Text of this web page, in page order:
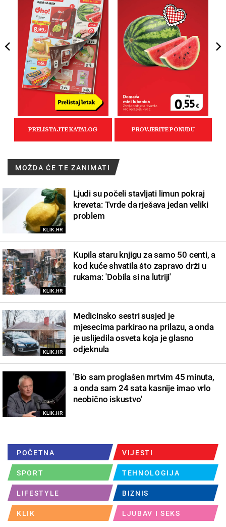
MOŽDA ĆE TE ZANIMATI
KLIK.HR
Ljudi su počeli stavljati limun pokraj
kreveta: Tvrde da rješava jedan veliki
problem
KLIK.HR
Kupila staru knjigu za samo 50 centi, a
kod kuće shvatila što zapravo drži u
rukama: 'Dobila si na lutriji'
KLIK.HR
Medicinsko sestri susjed je
mjesecima parkirao na prilazu, a onda
je uslijedila osveta koja je glasno
odjeknula
KLIK.HR
'Bio sam proglašen mrtvim 45 minuta,
a onda sam 24 sata kasnije imao vrlo
neobično iskustvo'
POČETNA VIJESTI
SPORT TEHNOLOGIJA
LIFESTYLE BIZNIS
KLIK LJUBAV I SEKS